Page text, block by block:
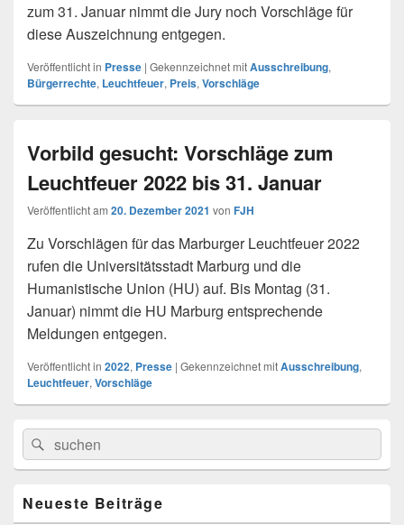
zum 31. Januar nimmt die Jury noch Vorschläge für
diese Auszeichnung entgegen.
Veröffentlicht in Presse | Gekennzeichnet mitAusschreibung,
Bürgerrechte, Leuchtfeuer, Preis, Vorschläge
Vorbild gesucht: Vorschläge zum
Leuchtfeuer 2022 bis 31. Januar
Veröffentlicht am 20. Dezember 2021 von FJH
Zu Vorschlägen für das Marburger Leuchtfeuer 2022
rufen die Universitätsstadt Marburg und die
Humanistische Union (HU) auf. Bis Montag (31.
Januar) nimmt die HU Marburg entsprechende
Meldungen entgegen.
Veröffentlicht in 2022, Presse | Gekennzeichnet mitAusschreibung,
Leuchtfeuer, Vorschläge
Primärer
Seitenleisten
Widget-
Bereich
Search
for:
Suche
Neueste Beiträge